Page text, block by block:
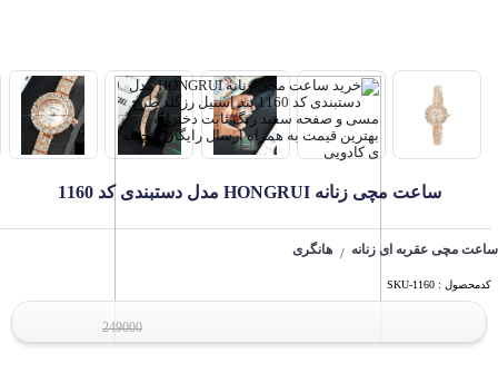
ساعت مچی زنانه HONGRUI مدل دستبندی کد 1160
ساعت مچی عقربه ای زنانه / هانگری
کدمحصول : SKU-1160
249000